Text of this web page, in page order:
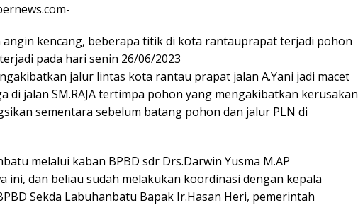
angin kencang, beberapa titik di kota rantauprapat terjadi pohon
pada hari senin 26/06/2023
jalur lintas kota rantau prapat jalan A.Yani jadi macet
di jalan SM.RAJA tertimpa pohon yang mengakibatkan kerusakan
sementara sebelum batang pohon dan jalur PLN di
melalui kaban BPBD sdr Drs.Darwin Yusma M.AP
ini, dan beliau sudah melakukan koordinasi dengan kepala
Sekda Labuhanbatu Bapak Ir.Hasan Heri, pemerintah